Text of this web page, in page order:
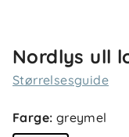
Nordlys ull
Størrelsesguide
Farge: greymel